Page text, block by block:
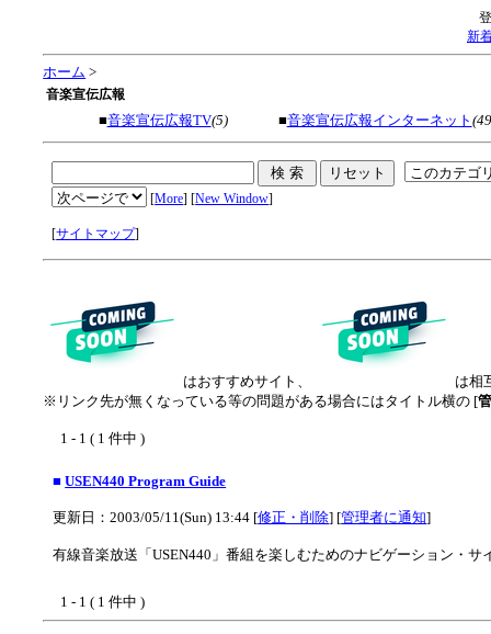
新
ホーム >
音楽宣伝広報
■音楽宣伝広報TV(5) ■音楽宣伝広報インターネット
[More] [New Window]
[サイトマップ]
はおすすめサイト、
は相
※リンク先が無くなっている等の問題がある場合にはタイトル横の [
1 - 1 ( 1 件中 )
■ USEN440 Program Guide
更新日：2003/05/11(Sun) 13:44 [修正・削除] [管理者に通知]
有線音楽放送「USEN440」番組を楽しむためのナビゲーション・サ
1 - 1 ( 1 件中 )